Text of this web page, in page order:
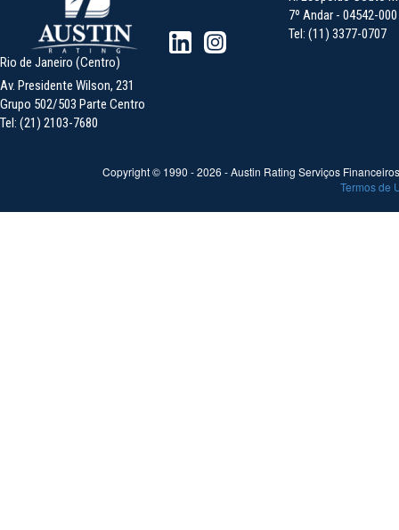
7º Andar - 04542-
Tel: (11) 3377-0707
Rio de Janeiro (Centro)
Av. Presidente Wilson, 231
Grupo 502/503 Parte Centro
Tel: (21) 2103-7680
Copyright © 1990 -2026 - Austin Rating Serviços
Termos de